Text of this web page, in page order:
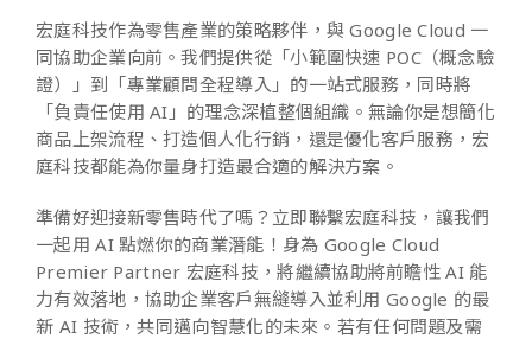
宏庭科技作為零售產業的策略夥伴，與 Google Cloud 一
同協助企業向前。我們提供從「小範圍快速 POC（概念驗
證）」到「專業顧問全程導入」的一站式服務，同時將
「負責任使用 AI」的理念深植整個組織。無論你是想簡化
商品上架流程、打造個人化行銷，還是優化客戶服務，宏
庭科技都能為你量身打造最合適的解決方案。
準備好迎接新零售時代了嗎？立即聯繫宏庭科技，讓我們
一起用 AI 點燃你的商業潛能！ 身為 Google Cloud
Premier Partner 宏庭科技，將繼續協助將前瞻性 AI 能
力有效落地，協助企業客戶無縫導入並利用 Google 的最
新 AI 技術，共同邁向智慧化的未來。若有任何問題及需